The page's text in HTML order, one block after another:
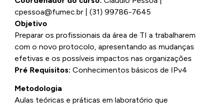
cpessoa@fumec.br | (31) 99786-7645
Objetivo
Preparar os profissionais da área de TI a trabalharem
com o novo protocolo, apresentando as mudanças
efetivas e os possíveis impactos nas organizações
Pré Requisitos: Conhecimentos básicos de IPv4
Metodologia
Aulas teóricas e práticas em laboratório que